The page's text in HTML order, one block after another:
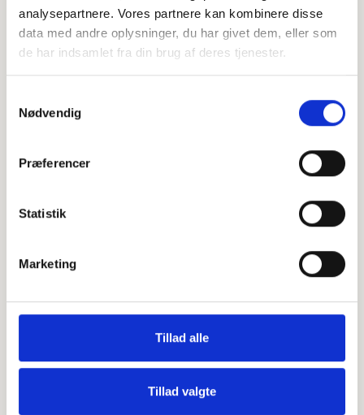
analysepartnere. Vores partnere kan kombinere disse
data med andre oplysninger, du har givet dem, eller som
de har indsamlet fra din brug af deres tjenester.
Nødvendig
Præferencer
Statistik
Marketing
Tillad alle
Tillad valgte
Malt Kirke
Jelshøjvej 1A, 6600 Vejen
+
−
contributors
Sammen kan vi mindes Elisabeth Pedersen. Du kan
dele billeder og video eller blot sende et hjerte eller en
rose